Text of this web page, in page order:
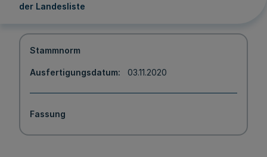
der Landesliste
Stammnorm
Ausfertigungsdatum 03.11.2020
Fassung